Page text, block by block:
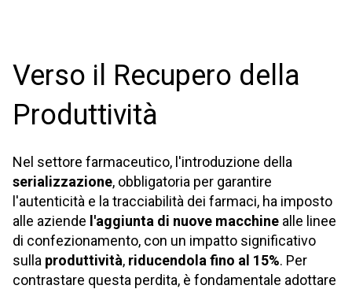
Verso il Recupero della
Produttività
Nel settore farmaceutico, l'introduzione della
serializzazione, obbligatoria per garantire
l'autenticità e la tracciabilità dei farmaci, ha imposto
alle aziende l'aggiunta di nuove macchine alle linee
di confezionamento, con un impatto significativo
sulla produttività, riducendola fino al 15%. Per
contrastare questa perdita, è fondamentale adottare